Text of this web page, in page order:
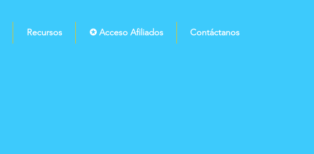
Recursos ✪ Acceso Afiliados Contáctanos